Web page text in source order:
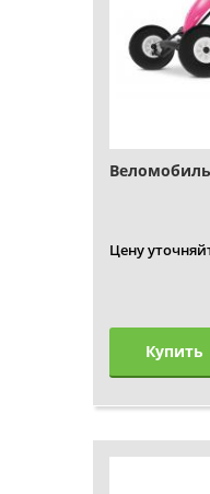
Цену
Купить